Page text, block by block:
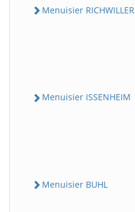
Menuisier RICHWILLER
Menuisier ISSENHEIM
Menuisier BUHL